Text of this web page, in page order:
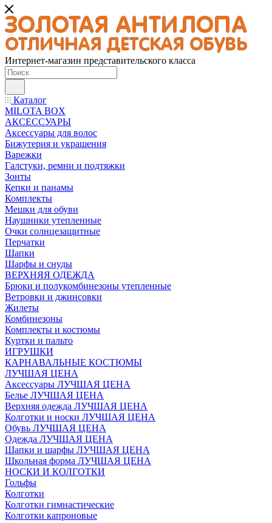
Интернет-магазин представительского класса
Каталог
MILOTA BOX
АКСЕССУАРЫ
Аксессуары для волос
Бижутерия и украшения
Варежки
Галстуки, ремни и подтяжки
Зонты
Кепки и панамы
Комплекты
Мешки для обуви
Наушники утепленные
Очки солнцезащитные
Перчатки
Шапки
Шарфы и снуды
ВЕРХНЯЯ ОДЕЖДА
Брюки и полукомбинезоны утепленные
Ветровки и джинсовки
Жилеты
Комбинезоны
Комплекты и костюмы
Куртки и пальто
ИГРУШКИ
КАРНАВАЛЬНЫЕ КОСТЮМЫ
ЛУЧШАЯ ЦЕНА
Аксессуары ЛУЧШАЯ ЦЕНА
Белье ЛУЧШАЯ ЦЕНА
Верхняя одежда ЛУЧШАЯ ЦЕНА
Колготки и носки ЛУЧШАЯ ЦЕНА
Обувь ЛУЧШАЯ ЦЕНА
Одежда ЛУЧШАЯ ЦЕНА
Шапки и шарфы ЛУЧШАЯ ЦЕНА
Школьная форма ЛУЧШАЯ ЦЕНА
НОСКИ И КОЛГОТКИ
Гольфы
Колготки
Колготки гимнастические
Колготки капроновые